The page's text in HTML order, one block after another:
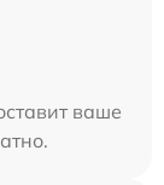
ваше